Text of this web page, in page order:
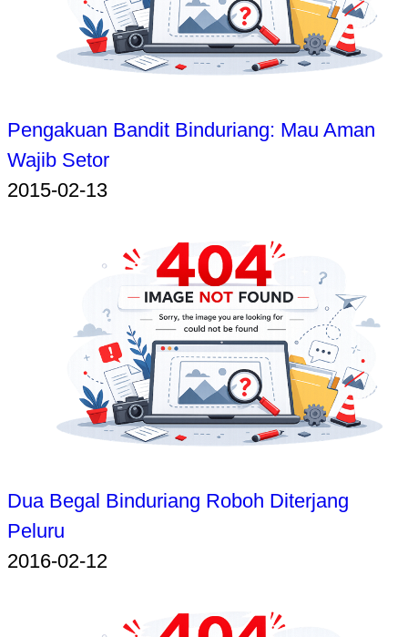
Pengakuan Bandit Binduriang: Mau Aman
Wajib Setor
2015-02-13
Dua Begal Binduriang Roboh Diterjang
Peluru
2016-02-12